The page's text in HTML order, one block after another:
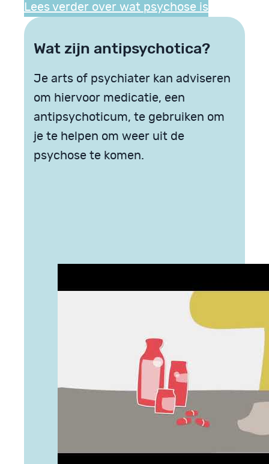
Lees verder over wat psychose is
Wat zijn antipsychotica?
Je arts of psychiater kan adviseren
om hiervoor medicatie, een
antipsychoticum, te gebruiken om
je te helpen om weer uit de
psychose te komen.